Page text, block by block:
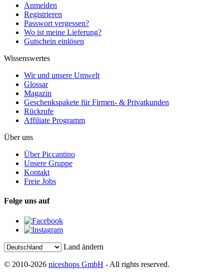
Anmelden
Registrieren
Passwort vergessen?
Wo ist meine Lieferung?
Gutschein einlösen
Wissenswertes
Wir und unsere Umwelt
Glossar
Magazin
Geschenkspakete für Firmen- & Privatkunden
Rückrufe
Affiliate Programm
Über uns
Über Piccantino
Unsere Gruppe
Kontakt
Freie Jobs
Folge uns auf
Land ändern
© 2010-2026 niceshops GmbH - All rights reserved.